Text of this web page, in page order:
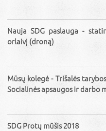
Nauja SDG paslauga -
orlaivį (droną)
Mūsų kolegė - Trišalės
Socialinės apsaugos ir darbo
SDG Protų mūšis 2018